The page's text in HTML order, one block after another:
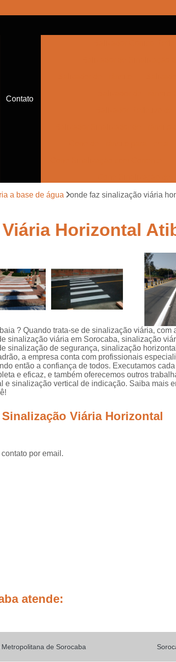
Contato
Cone Sinalizador de
Empresa de Sinalização de
Empresa de Sinalização Vertical
Empresa Sinalização
Lombada com Faixa de
Lombada de Rua
Lombada para Estacionamento
Lombada Trânsito
Pintura
Pintura de Sinalização Tipo
Pintura Placa de Sinalização
Pintura Sinalização
Placas de
Placas de
Placas de
Placas de
Placas de
Placas Sinalização Rodovia
a base de água onde faz sinalização viária
Horizontal
? Quando trata-se de sinalização viária, com
sinalização viária em Sorocaba, sinalização
sinalização de segurança, sinalização
a empresa conta com profissionais
então a confiança de todos. Executamos cada
e eficaz, e também oferecemos outros
sinalização vertical de indicação. Saiba mais
Viária Horizontal
por email.
atende:
Metropolitana de Sorocaba